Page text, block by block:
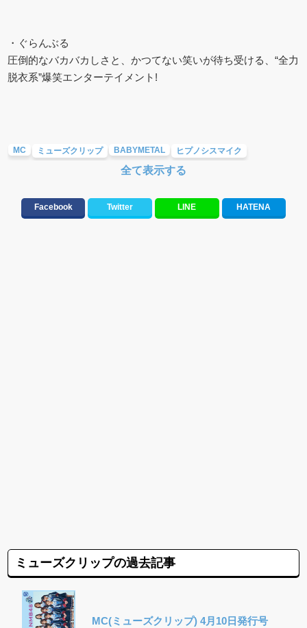
・ぐらんぶる
圧倒的なバカバカしさと、かつてない笑いが待ち受ける、“全力
脱衣系”爆笑エンターテイメント!
MC ミューズクリップ BABYMETAL ヒプノシスマイク
全て表示する
Facebook Twitter LINE HATENA
ミューズクリップの過去記事
MC(ミューズクリップ) 4月10日発行号